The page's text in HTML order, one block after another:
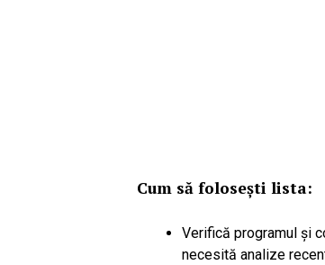
Cum să folosești lista:
Verifică programul și
necesită analize